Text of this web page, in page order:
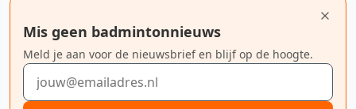
Mis geen badmintonnieuws
Meld je aan voor de nieuwsbrief en blijf op de hoogte.
E-mailadres